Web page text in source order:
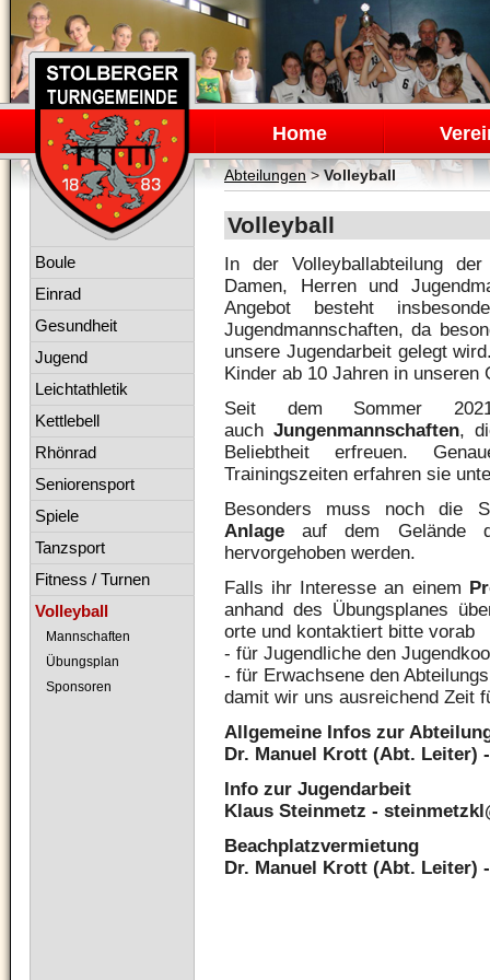
Navigation
überspringen
Home
Abteilungen>Volleyball
Volleyball
In der Volleyballabteilung
Damen, Herren und
Angebot besteht
Jugendmannschaften, da
unsere Jugendarbeit gelegt
Kinder ab 10 Jahren in unseren
Seit dem Sommer
auch Jungenmannschaften,
Beliebtheit erfreuen.
Trainingszeiten erfahren sie
Besonders muss noch die
Anlageauf dem Gelände
hervorgehoben werden.
Falls ihr Interesse an einem
anhand des Übungsplanes
orte und kontaktiert bitte vorab
- für Jugendliche den
- für Erwachsene den
damit wir uns ausreichend Zeit
Allgemeine Infos zur
Dr. Manuel Krott (Abt. Leiter)
Info zur Jugendarbeit
Klaus Steinmetz -
Beachplatzvermietung
Dr. Manuel Krott (Abt. Leiter)
Navigation
Boule
Einrad
Gesundheit
Jugend
Leichtathletik
Kettlebell
Rhönrad
Seniorensport
Spiele
Tanzsport
Fitness / Turnen
Volleyball
Mannschaften
Übungsplan
Sponsoren